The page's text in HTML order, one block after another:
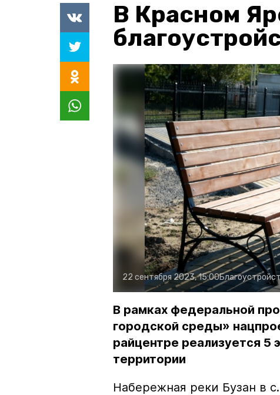
В Красном
22 сентября 2023, 15:00
В рамках федеральной
городской среды»
райцентре реализуется 5
территории
Набережная реки Бузан в